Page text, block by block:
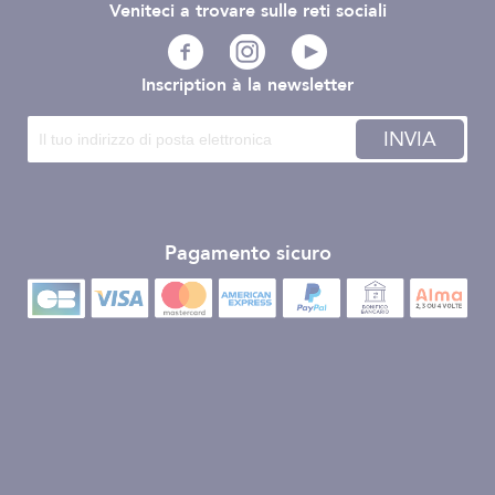
Inscription à la newsletter
INVIA
Pagamento sicuro
Veniteci a trovare sulle reti sociali